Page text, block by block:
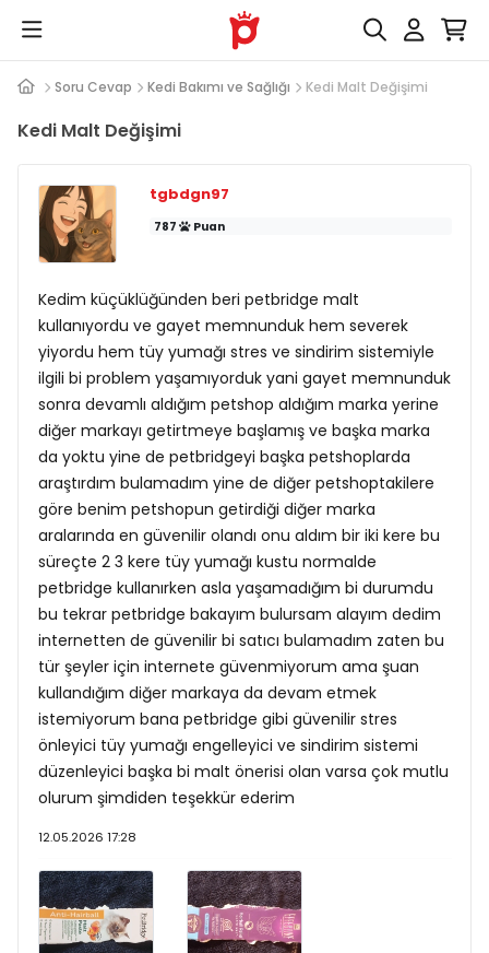
Soru Cevap Kedi Bakımı ve Sağlığı Kedi Malt Değişimi
Kedi Malt Değişimi
tgbdgn97
787 Puan
Kedim küçüklüğünden beri petbridge malt
kullanıyordu ve gayet memnunduk hem severek
yiyordu hem tüy yumağı stres ve sindirim sistemiyle
ilgili bi problem yaşamıyorduk yani gayet memnunduk
sonra devamlı aldığım petshop aldığım marka yerine
diğer markayı getirtmeye başlamış ve başka marka
da yoktu yine de petbridgeyi başka petshoplarda
araştırdım bulamadım yine de diğer petshoptakilere
göre benim petshopun getirdiği diğer marka
aralarında en güvenilir olandı onu aldım bir iki kere bu
süreçte 2 3 kere tüy yumağı kustu normalde
petbridge kullanırken asla yaşamadığım bi durumdu
bu tekrar petbridge bakayım bulursam alayım dedim
internetten de güvenilir bi satıcı bulamadım zaten bu
tür şeyler için internete güvenmiyorum ama şuan
kullandığım diğer markaya da devam etmek
istemiyorum bana petbridge gibi güvenilir stres
önleyici tüy yumağı engelleyici ve sindirim sistemi
düzenleyici başka bi malt önerisi olan varsa çok mutlu
olurum şimdiden teşekkür ederim
12.05.2026 17:28